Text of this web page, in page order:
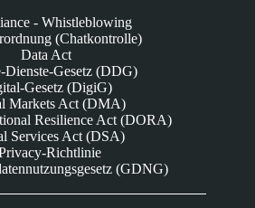
- Whistleblowing
(Chatkontrolle)
Data Act
Dienste-Gesetz (DDG)
Gesetz (DigiG)
Markets Act (DMA)
Resilience Act (DORA)
Services Act (DSA)
Richtlinie
(GDNG)